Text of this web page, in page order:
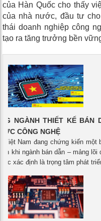
của Hàn Quốc cho thấy
của nhà nước, đầu tư
thái doanh nghiệp công
tạo ra tăng trưởng bền
NGÀNH THIẾT KẾ
CÔNG NGHỆ
Việt Nam đang chứng kiến
khi ngành bán dẫn – mảng
xác định là trọng tâm phát